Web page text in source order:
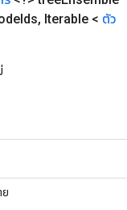
Ids, Iterable < ตัว
ย